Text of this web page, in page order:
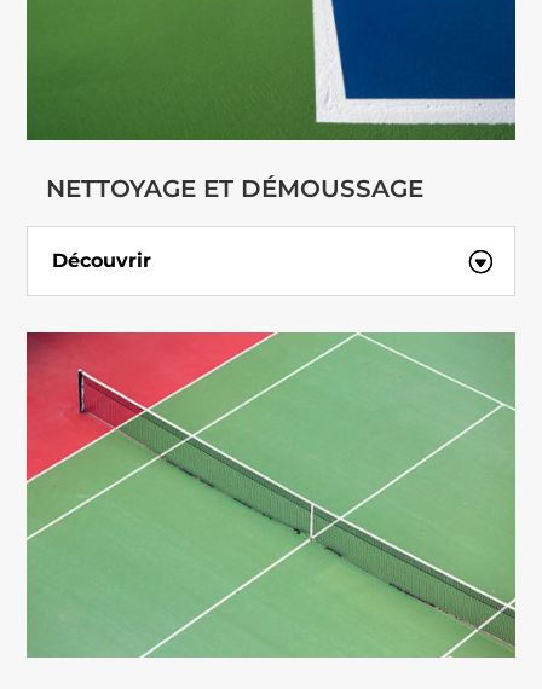
NETTOYAGE ET DÉMOUSSAGE
Découvrir